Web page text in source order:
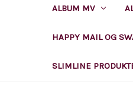
ALBUM MV
HAPPY MAIL OG
SLIMLINE